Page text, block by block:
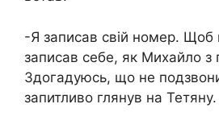
-Я записав свій номер. Щоб
записав себе, як Михайло з
Здогадуюсь, що не
запитливо глянув на Тетяну.